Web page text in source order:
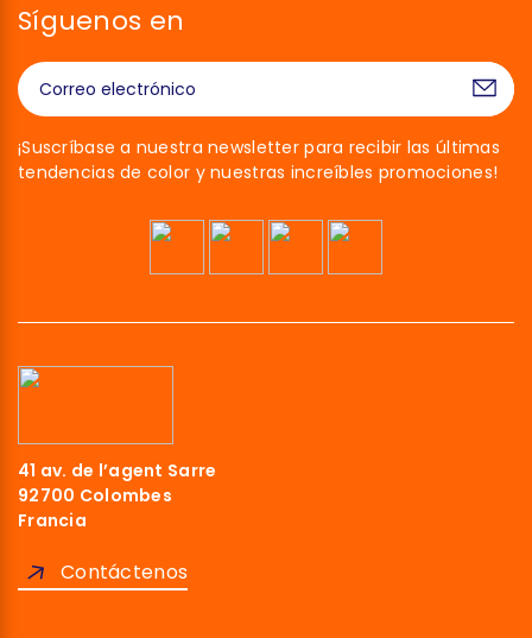
Síguenos en
¡Suscríbase a nuestra newsletter para recibir las últimas
tendencias de color y nuestras increíbles promociones!
41 av. de l’agent Sarre
92700 Colombes
Francia
Contáctenos